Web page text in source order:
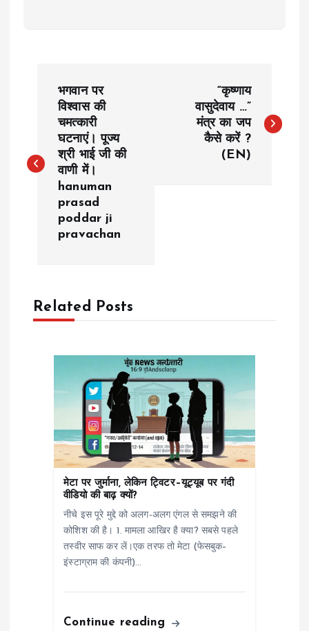
t
भगवान पर
विश्वास की
चमत्कारी
घटनाएं। पूज्य
श्री भाई जी की
वाणी में।
hanuman
prasad
poddar ji
pravachan
“कृष्णाय
वासुदेवाय …”
मंत्र का जप
कैसे करें ?
(EN)
Related Posts
मेटा पर जुर्माना, लेकिन ट्विटर–यूट्यूब पर गंदी
वीडियो की बाढ़ क्यों?
नीचे इस पूरे मुद्दे को अलग-अलग एंगल से समझने की
कोशिश की है। 1. मामला आखिर है क्या? सबसे पहले
तस्वीर साफ कर लें।एक तरफ तो मेटा (फेसबुक–
इंस्टाग्राम की कंपनी)…
Continue reading